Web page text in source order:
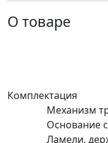
О товаре
Комплектация
Механизм
Основание
Ламели,